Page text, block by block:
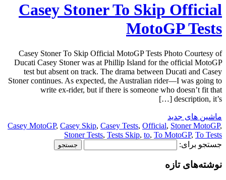
Casey Stoner To Skip Official
MotoGP Tests
Casey Stoner To Skip Official MotoGP Tests Photo Courtesy of
Ducati Casey Stoner was at Phillip Island for the official MotoGP
test but absent on track. The drama between Ducati and Casey
Stoner continues. As expected, the Australian rider—I was going to
write ex-rider, but if there is someone who doesn’t fit that
description, it’s […]
ماشین های جدید
Casey MotoGP, Casey Skip, Casey Tests, Official, Stoner MotoGP,
Stoner Tests, Tests Skip, to, To MotoGP, To Tests
جستجو برای:
نوشته‌های تازه